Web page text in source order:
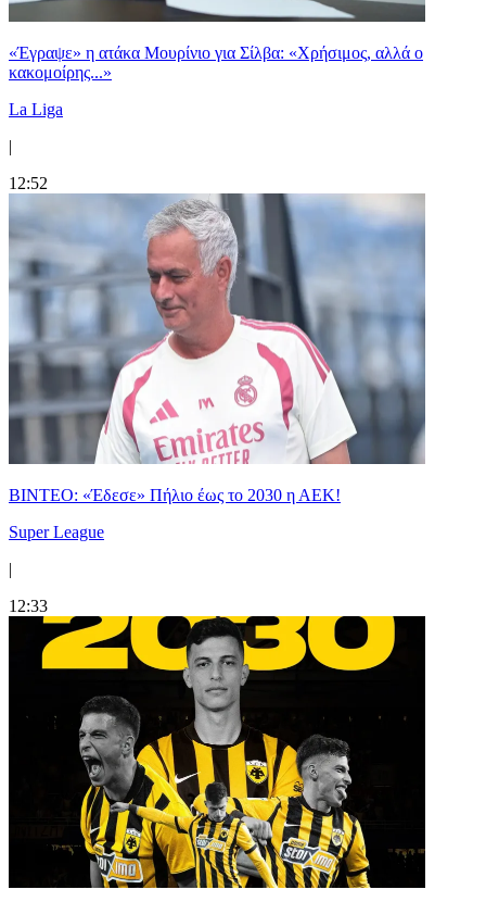
«Έγραψε» η ατάκα Μουρίνιο για Σίλβα: «Χρήσιμος, αλλά ο
κακομοίρης...»
La Liga
|
12:52
ΒΙΝΤΕΟ: «Έδεσε» Πήλιο έως το 2030 η ΑΕΚ!
Super League
|
12:33